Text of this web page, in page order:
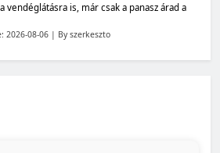
vendéglátásra is, már csak a panasz árad a
2026-08-06 By szerkeszto